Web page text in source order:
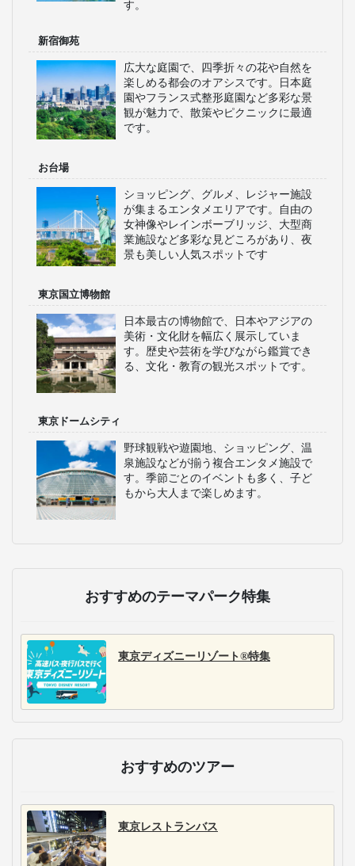
す。
新宿御苑
広大な庭園で、四季折々の花や自然を
楽しめる都会のオアシスです。日本庭
園やフランス式整形庭園など多彩な景
観が魅力で、散策やピクニックに最適
です。
お台場
ショッピング、グルメ、レジャー施設
が集まるエンタメエリアです。自由の
女神像やレインボーブリッジ、大型商
業施設など多彩な見どころがあり、夜
景も美しい人気スポットです
東京国立博物館
日本最古の博物館で、日本やアジアの
美術・文化財を幅広く展示していま
す。歴史や芸術を学びながら鑑賞でき
る、文化・教育の観光スポットです。
東京ドームシティ
野球観戦や遊園地、ショッピング、温
泉施設などが揃う複合エンタメ施設で
す。季節ごとのイベントも多く、子ど
もから大人まで楽しめます。
おすすめのテーマパーク特集
東京ディズニーリゾート®特集
おすすめのツアー
東京レストランバス